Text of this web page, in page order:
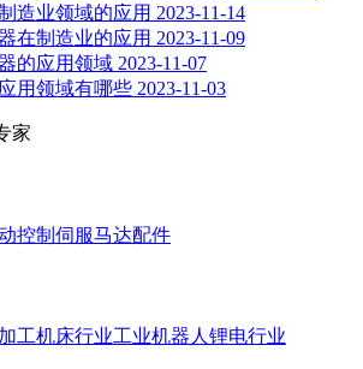
造业领域的应用 2023-11-14
在制造业的应用 2023-11-09
的应用领域 2023-11-07
用领域有哪些 2023-11-03
家
控制 伺服马达配件
工机床行业工业机器人 锂电行业